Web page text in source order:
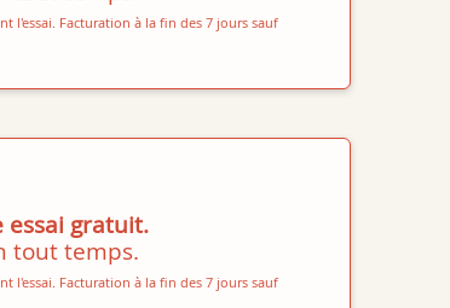
l'essai. Facturation à la fin des 7 jours sauf
essai gratuit.
tout temps.
l'essai. Facturation à la fin des 7 jours sauf